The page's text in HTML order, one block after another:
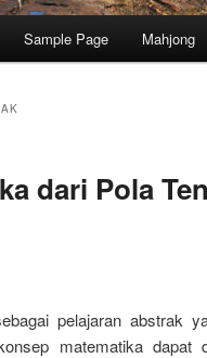
Sample Page Mahjong
dari Pola
pelajaran abstrak
matematika dapat